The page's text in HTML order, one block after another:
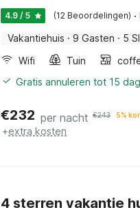
4.9 / 5 (12 Beoordelingen) ·
Vakantiehuis · 9 Gasten · 5
Wifi
Tuin
Gratis annuleren tot 15
€232 per nacht €243 5%
+extra kosten
4 sterren vakantie